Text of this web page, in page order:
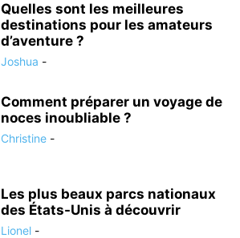
Quelles sont les meilleures
destinations pour les amateurs
d’aventure ?
Joshua -
Comment préparer un voyage de
noces inoubliable ?
Christine -
Les plus beaux parcs nationaux
des États-Unis à découvrir
Lionel -